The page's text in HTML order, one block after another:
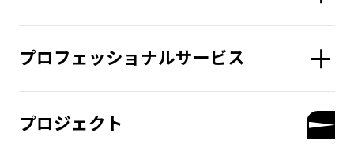
プロフェッショナルサービス
プロジェクト